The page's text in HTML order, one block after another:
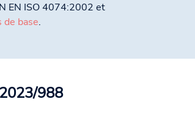
EN ISO 4074:2002 et
de base.
988